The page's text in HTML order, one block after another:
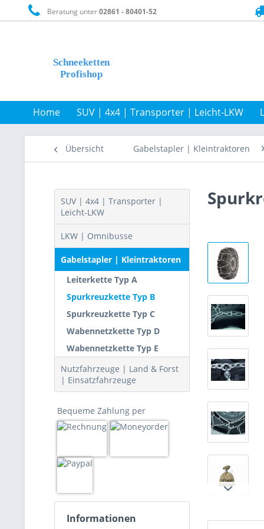
Beratung unter02861 - 80401-52
Home SUV | 4x4 | Transporter | Leicht-LKW
Übersicht Gabelstapler | Kleintraktoren
SUV | 4x4 | Transporter |
Leicht-LKW
LKW | Omnibusse
Gabelstapler | Kleintraktoren
Leiterkette Typ A
Spurkreuzkette Typ B
Spurkreuzkette Typ C
Wabennetzkette Typ D
Wabennetzkette Typ E
Nutzfahrzeuge | Land & Forst
| Einsatzfahrzeuge
Bequeme Zahlung per
Informationen